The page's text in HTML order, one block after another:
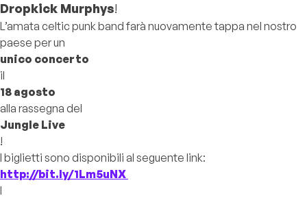
Dropkick Murphys!
L’amata celtic punk band farà nuovamente tappa nel nostro
paese per un
unico concerto
il
18 agosto
alla rassegna del
Jungle Live
!
I biglietti sono disponibili al seguente link:
http://bit.ly/1Lm5uNX
I